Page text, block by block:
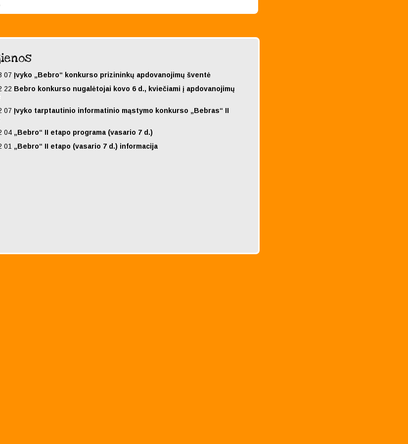
07 Įvyko „Bebro“ konkurso prizininkų apdovanojimų šventė
22 Bebro konkurso nugalėtojai kovo 6 d., kviečiami į apdovanojimų
07 Įvyko tarptautinio informatinio mąstymo konkurso „Bebras“ II
04 „Bebro“ II etapo programa (vasario 7 d.)
01 „Bebro“ II etapo (vasario 7 d.) informacija